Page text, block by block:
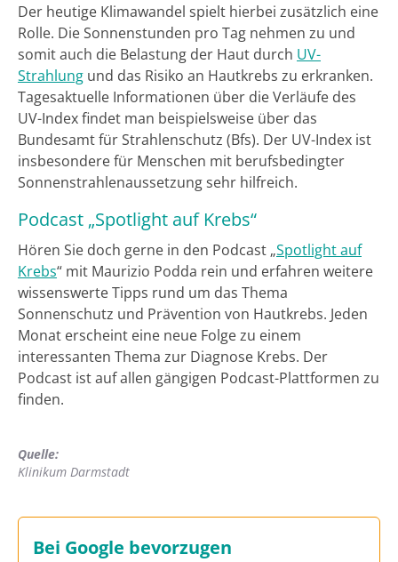
Der heutige Klimawandel spielt hierbei zusätzlich eine
Rolle. Die Sonnenstunden pro Tag nehmen zu und
somit auch die Belastung der Haut durch UV-
Strahlung und das Risiko an Hautkrebs zu erkranken.
Tagesaktuelle Informationen über die Verläufe des
UV-Index findet man beispielsweise über das
Bundesamt für Strahlenschutz (Bfs). Der UV-Index ist
insbesondere für Menschen mit berufsbedingter
Sonnenstrahlenaussetzung sehr hilfreich.
Podcast „Spotlight auf Krebs“
Hören Sie doch gerne in den Podcast „Spotlight auf
Krebs“ mit Maurizio Podda rein und erfahren weitere
wissenswerte Tipps rund um das Thema
Sonnenschutz und Prävention von Hautkrebs. Jeden
Monat erscheint eine neue Folge zu einem
interessanten Thema zur Diagnose Krebs. Der
Podcast ist auf allen gängigen Podcast-Plattformen zu
finden.
Quelle:
Klinikum Darmstadt
Bei Google bevorzugen